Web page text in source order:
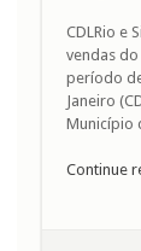
CDLRio e
vendas
período
Janeiro
Município
Continue